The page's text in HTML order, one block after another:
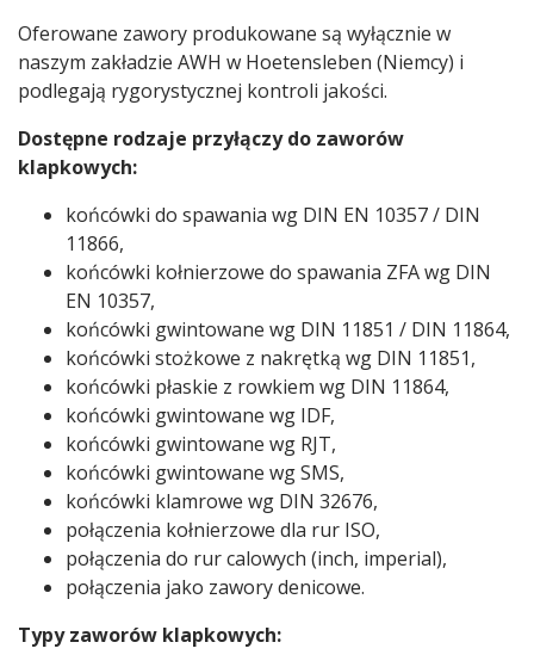
Oferowane zawory produkowane są wyłącznie w
naszym zakładzie AWH w Hoetensleben (Niemcy) i
podlegają rygorystycznej kontroli jakości.
Dostępne rodzaje przyłączy do zaworów
klapkowych:
końcówki do spawania wg DIN EN 10357 / DIN
11866,
końcówki kołnierzowe do spawania ZFA wg DIN
EN 10357,
końcówki gwintowane wg DIN 11851 / DIN 11864,
końcówki stożkowe z nakrętką wg DIN 11851,
końcówki płaskie z rowkiem wg DIN 11864,
końcówki gwintowane wg IDF,
końcówki gwintowane wg RJT,
końcówki gwintowane wg SMS,
końcówki klamrowe wg DIN 32676,
połączenia kołnierzowe dla rur ISO,
połączenia do rur calowych (inch, imperial),
połączenia jako zawory denicowe.
Typy zaworów klapkowych: